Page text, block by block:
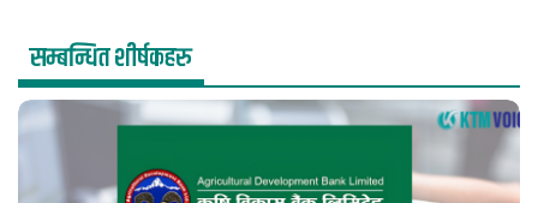
सम्बन्धित शीर्षकहरु